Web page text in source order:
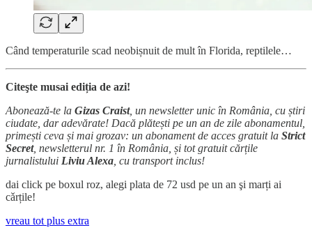
Când temperaturile scad neobișnuit de mult în Florida, reptilele…
Citeşte musai ediția de azi!
Abonează-te la Gizas Craist, un newsletter unic în România, cu știri
ciudate, dar adevărate! Dacă plătești pe un an de zile abonamentul,
primești ceva și mai grozav: un abonament de acces gratuit la Strict
Secret, newsletterul nr. 1 în România, și tot gratuit cărțile
jurnalistului Liviu Alexa , cu transport inclus!
dai click pe boxul roz, alegi plata de 72 usd pe un an şi marți ai
cǎrțile!
vreau tot plus extra